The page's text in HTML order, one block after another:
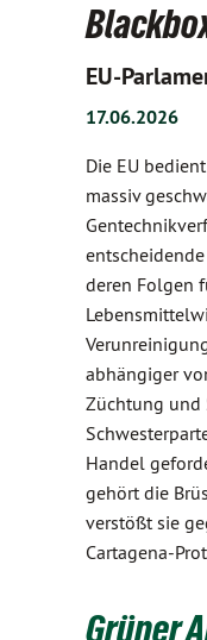
EU-
17.06.2026
Die EU
massiv
deren Folgen
abhängiger
Züchtung und
Handel
gehört die
verstößt sie
Cartagena-
Grüner